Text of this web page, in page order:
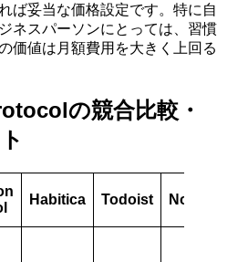
ば妥当な価格設定です。特に自
ネスパーソンにとっては、習慣
価値は月額費用を大きく上回る
の競合比較・
Habitica Todoist Notion